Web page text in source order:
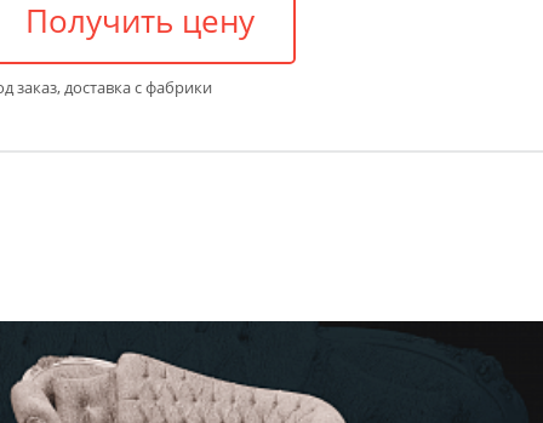
Получить цену
заказ, доставка с фабрики